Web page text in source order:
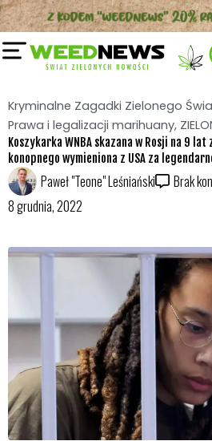
Przejdź
do
treści
Kryminalne Zagadki Zielonego
Prawa i legalizacji marihuany,
Koszykarka WNBA skazana w Rosji na 9
konopnego wymieniona z USA za
Paweł "Teone" Leśniański
Brak
8 grudnia, 2022